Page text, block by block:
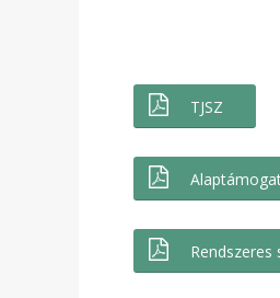
TJSZ